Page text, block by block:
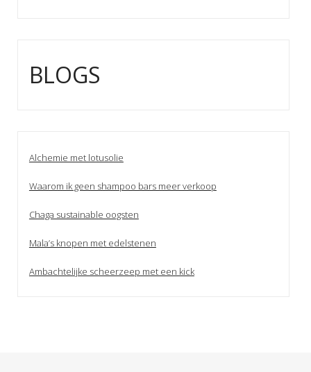
BLOGS
Alchemie met lotusolie
Waarom ik geen shampoo bars meer verkoop
Chaga sustainable oogsten
Mala’s knopen met edelstenen
Ambachtelijke scheerzeep met een kick